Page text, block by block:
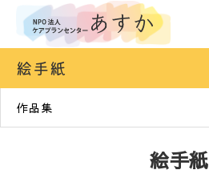
絵手紙
作品集
絵手紙